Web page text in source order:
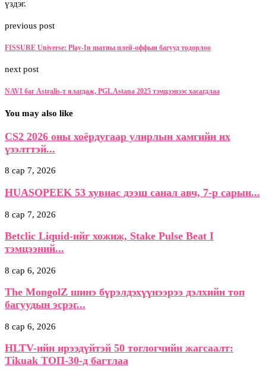
үздэг.
previous post
FISSURE Universe: Play-In шатны плей-оффын багууд тодорлоо
next post
NAVI баг Astralis-т ялагдаж, PGL Astana 2025 тэмцээнээс хасагдлаа
You may also like
CS2 2026 оны хоёрдугаар улирлын хамгийн их
үзэлттэй...
8 сар 7, 2026
HUASOPEEK 53 хувиас дээш санал авч, 7-р сарын...
8 сар 7, 2026
Betclic Liquid-ийг хожиж, Stake Pulse Beat I
тэмцээний...
8 сар 6, 2026
The MongolZ шинэ бүрэлдэхүүнээрээ дэлхийн топ
багуудын эсрэг...
8 сар 6, 2026
HLTV-ийн ирээдүйтэй 50 тоглогчийн жагсаалт:
Tikuak ТОП-30-д багтлаа